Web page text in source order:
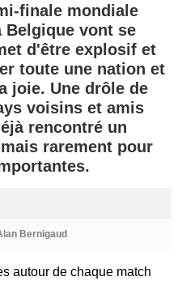
finale mondiale
Belgique vont se
d'être explosif et
toute une nation et
joie. Une drôle de
voisins et amis
rencontré un
rarement pour
Bernigaud
autour de chaque match